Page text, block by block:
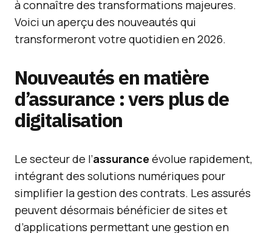
à connaître des transformations majeures.
Voici un aperçu des nouveautés qui
transformeront votre quotidien en 2026.
Nouveautés en matière
d’assurance : vers plus de
digitalisation
Le secteur de l’assurance évolue rapidement,
intégrant des solutions numériques pour
simplifier la gestion des contrats. Les assurés
peuvent désormais bénéficier de sites et
d’applications permettant une gestion en